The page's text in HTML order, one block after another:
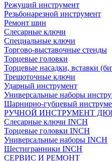
Режущий инструмент
Резьбонарезной инструмент
Ремонт шин
Слесарные ключи
Специальные ключи
Торгово-выставочные стенды
Торцевые головки
Торцевые насадки, вставки
Трещоточные ключи
Ударный инструмент
Универсальные наборы
Шарнирно-губцевый
РУЧНОЙ ИНСТРУМЕНТ
Слесарные ключи INCH
Торцевые головки INCH
Универсальные наборы INCH
Шестигранники INCH
СЕРВИС И РЕМОНТ